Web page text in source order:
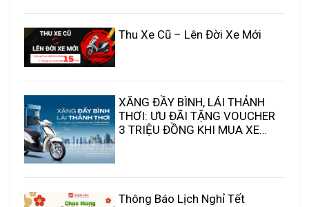
Thu Xe Cũ – Lên Đời Xe Mới
XĂNG ĐẦY BÌNH, LÁI THẢNH
THƠI: ƯU ĐÃI TẶNG VOUCHER
3 TRIỆU ĐỒNG KHI MUA XE
Thông Báo Lịch Nghỉ Tết